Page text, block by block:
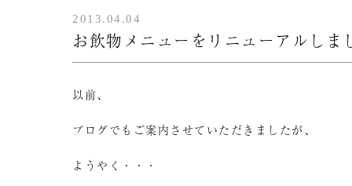
2013.04.04
お飲物メニューをリニューアルし
以前、
ブログでもご案内させていただきましたが、
ようやく・・・